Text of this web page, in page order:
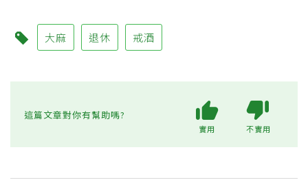
大麻 退休 戒酒
這篇文章對你有幫助嗎?
實用 不實用